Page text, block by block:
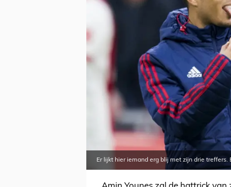
Er lijkt hier iemand erg blij met zijn drie